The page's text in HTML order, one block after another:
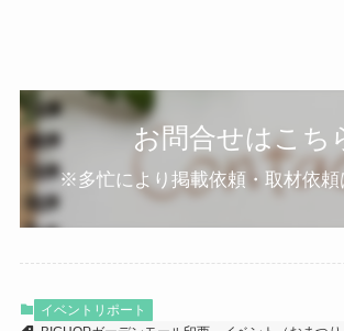
お問合せはこち
※多忙により掲載依頼・取材依頼
イベントリポート